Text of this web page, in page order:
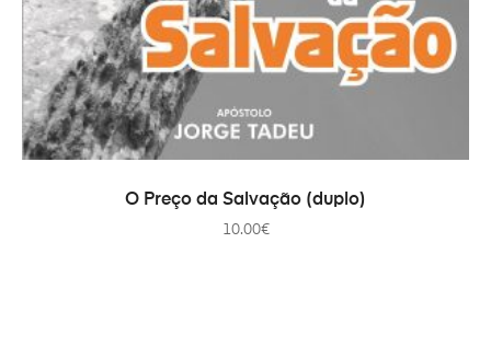
ADICIONAR
O Preço da Salvação (duplo)
10.00€